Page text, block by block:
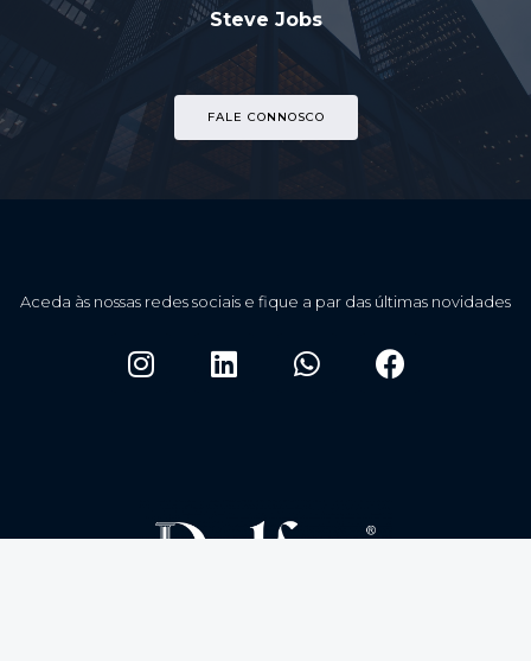
Steve Jobs
FALE CONNOSCO
Aceda às nossas redes sociais e fique a par das últimas novidades